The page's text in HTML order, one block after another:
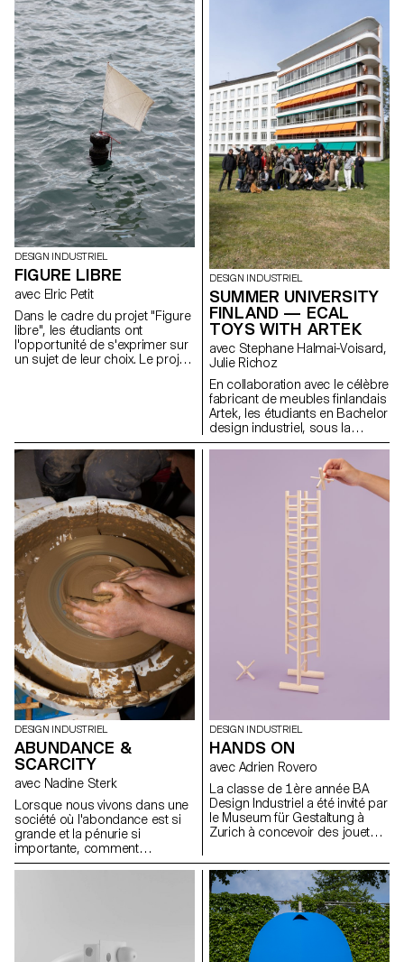
systèmes de fixation pour
vêtements, sacs et accessoires
à porter qui facilitent leur
utilisation, contribuant ainsi à
les rendre plus universels et
inclusifs.
DESIGN INDUSTRIEL
FIGURE LIBRE
avec Elric Petit
Dans le cadre du projet "Figure
libre", les étudiants ont
l'opportunité de s'exprimer sur
un sujet de leur choix. Le projet
professionnelles après leurs
études, que ce soit dans le
mobilier, la mobilité, les objets
connectés ou tout autre
domaine.
DESIGN INDUSTRIEL
SUMMER UNIVERSITY
FINLAND — ECAL
TOYS WITH ARTEK
avec Stephane Halmai-Voisard,
Julie Richoz
En collaboration avec le célèbre
fabricant de meubles finlandais
Artek, les étudiants en Bachelor
design industriel, sous la
direction de la designer Julie
Richoz, présentent une
collection d'objets ludiques
pour enfants fabriqués à partir
de pièces de qualité inférieure,
rejetés ou semi-finis. Fidèles à
l'esprit d'Artek et de ses
fondateurs, les produits
favorisent une fabrication
responsable et cherchent à
mettre en valeur les matériaux
naturels qui ont servi à produire
DESIGN INDUSTRIEL
ABUNDANCE &
SCARCITY
avec Nadine Sterk
Lorsque nous vivons dans une
société où l'abondance est si
grande et la pénurie si
importante, comment
discerner les ressources qui
pouvons les appliquer dans
DESIGN INDUSTRIEL
HANDS ON
avec Adrien Rovero
La classe de 1ère année BA
Design Industriel a été invité par
le Museum für Gestaltung à
Zurich à concevoir des jouets
dans le cadre de l’exposition
rétrospective de 'Willy Guhl:
penser avec les mains' .